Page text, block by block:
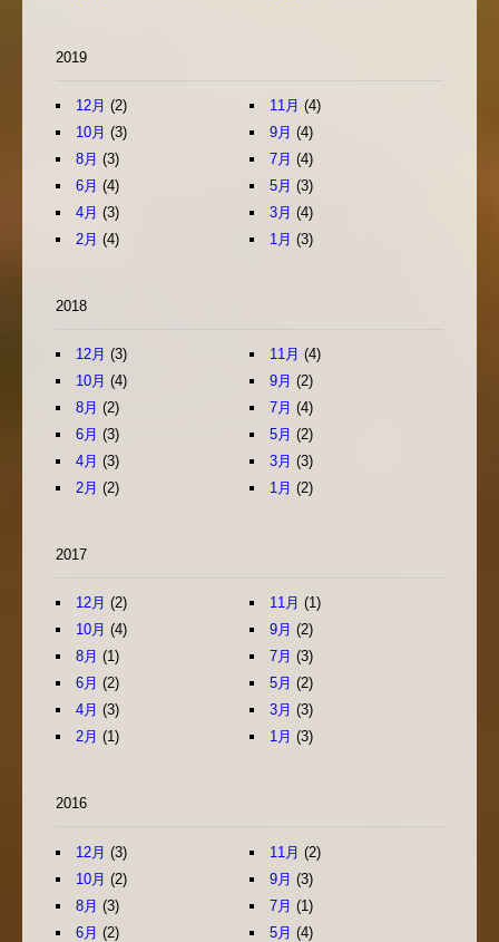
2019
12月 (2) 11月 (4)
10月 (3) 9月 (4)
8月 (3) 7月 (4)
6月 (4) 5月 (3)
4月 (3) 3月 (4)
2月 (4) 1月 (3)
2018
12月 (3) 11月 (4)
10月 (4) 9月 (2)
8月 (2) 7月 (4)
6月 (3) 5月 (2)
4月 (3) 3月 (3)
2月 (2) 1月 (2)
2017
12月 (2) 11月 (1)
10月 (4) 9月 (2)
8月 (1) 7月 (3)
6月 (2) 5月 (2)
4月 (3) 3月 (3)
2月 (1) 1月 (3)
2016
12月 (3) 11月 (2)
10月 (2) 9月 (3)
8月 (3) 7月 (1)
6月 (2) 5月 (4)